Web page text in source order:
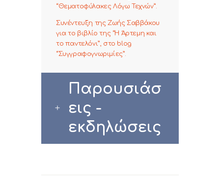
“Θεματοφύλακες Λόγω Τεχνών”.
Συνέντευξη της Ζωής Σαββάκου
για το βιβλίο της “Η Άρτεμη και
το παντελόνι”, στο blog
“Συγγραφογνωριμίες”.
Παρουσιάσ
εις -
εκδηλώσεις